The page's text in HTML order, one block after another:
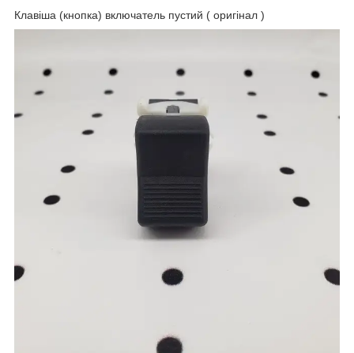
Клавіша (кнопка) включатель пустий ( оригінал )